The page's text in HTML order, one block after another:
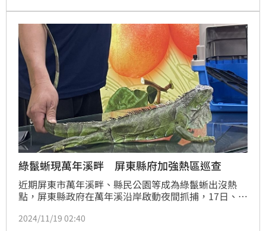
業處表示，如果為飼養竹雞，並無《野保法》的問題，
不過針對上游供貨來源將繼續釐清。
綠鬣蜥現萬年溪畔 屏東縣府加強熱區巡查
近期屏東市萬年溪畔、縣民公園等成為綠鬣蜥出沒熱
點，屏東縣政府在萬年溪沿岸啟動夜間抓捕，17日、
2024/11/19 02:40